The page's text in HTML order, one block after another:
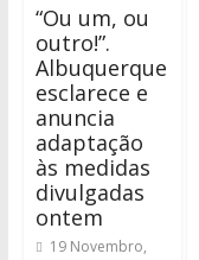
“Ou um, ou
outro!”.
Albuquerque
esclarece e
anuncia
adaptação
às medidas
divulgadas
ontem
19 Novembro,